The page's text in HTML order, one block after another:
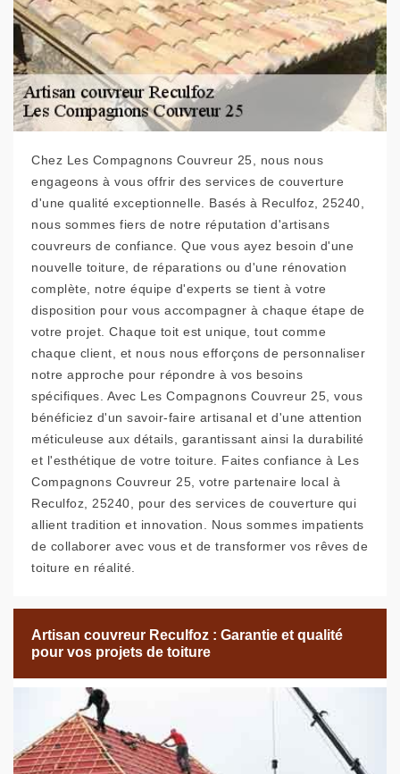
Chez Les Compagnons Couvreur 25, nous nous
engageons à vous offrir des services de couverture
d'une qualité exceptionnelle. Basés à Reculfoz, 25240,
nous sommes fiers de notre réputation d'artisans
couvreurs de confiance. Que vous ayez besoin d'une
nouvelle toiture, de réparations ou d'une rénovation
complète, notre équipe d'experts se tient à votre
disposition pour vous accompagner à chaque étape de
votre projet. Chaque toit est unique, tout comme
chaque client, et nous nous efforçons de personnaliser
notre approche pour répondre à vos besoins
spécifiques. Avec Les Compagnons Couvreur 25, vous
bénéficiez d'un savoir-faire artisanal et d'une attention
méticuleuse aux détails, garantissant ainsi la durabilité
et l'esthétique de votre toiture. Faites confiance à Les
Compagnons Couvreur 25, votre partenaire local à
Reculfoz, 25240, pour des services de couverture qui
allient tradition et innovation. Nous sommes impatients
de collaborer avec vous et de transformer vos rêves de
toiture en réalité.
Artisan couvreur Reculfoz : Garantie et qualité
pour vos projets de toiture